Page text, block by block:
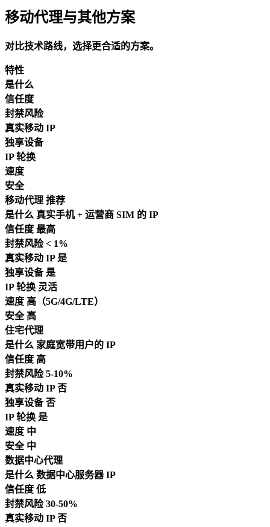
移动代理与其他方案
对比技术路线，选择更合适的方案。
特性
是什么
信任度
封禁风险
真实移动 IP
独享设备
IP 轮换
速度
安全
移动代理 推荐
是什么 真实手机 + 运营商 SIM 的 IP
信任度 最高
封禁风险< 1%
真实移动 IP 是
独享设备 是
IP 轮换 灵活
速度 高（5G/4G/LTE）
安全 高
住宅代理
是什么 家庭宽带用户的 IP
信任度 高
封禁风险5-10%
真实移动 IP否
独享设备否
IP 轮换 是
速度 中
安全 中
数据中心代理
是什么 数据中心服务器 IP
信任度 低
封禁风险30-50%
真实移动 IP否